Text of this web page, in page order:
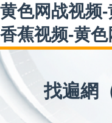
黄色网战视频
香蕉视频-黄
找遍網